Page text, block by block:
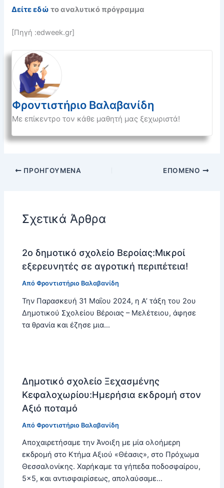
Δείτε εδώ το αναλυτικό πρόγραμμα
[Πηγή :edweek.gr]
Φροντιστήριο Βαλαβανίδη
Με επίκεντρο τον κάθε μαθητή μας ξεχωριστά!
ΠΡΟΗΓΟΎΜΕΝΑ ΕΠΌΜΕΝΟ
Σχετικά Άρθρα
2ο δημοτικό σχολείο Βεροίας:Μικροί
εξερευνητές σε αγροτική περιπέτεια!
ΑπόΦροντιστήριο Βαλαβανίδη
Την Παρασκευή 31 Μαΐου 2024, η Α’ τάξη του 2ου
Δημοτικού Σχολείου Βέροιας – Μελέτειου, άφησε
τα θρανία και έζησε μια…
Δημοτικό σχολείο Ξεχασμένης
Κεφαλοχωρίου:Ημερήσια εκδρομή στον
Αξιό ποταμό
ΑπόΦροντιστήριο Βαλαβανίδη
Αποχαιρετήσαμε την Άνοιξη με μία ολοήμερη
εκδρομή στο Κτήμα Αξιού «Θέασις», στο Πρόχωμα
Θεσσαλονίκης. Χαρήκαμε τα γήπεδα ποδοσφαίρου,
5×5, και αντισφαιρίσεως, απολαύσαμε…